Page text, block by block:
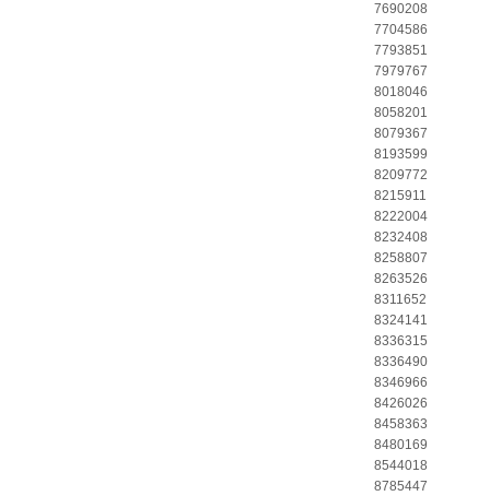
7690208
7704586
7793851
7979767
8018046
8058201
8079367
8193599
8209772
8215911
8222004
8232408
8258807
8263526
8311652
8324141
8336315
8336490
8346966
8426026
8458363
8480169
8544018
8785447